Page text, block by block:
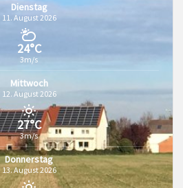
Dienstag
11. August 2026
24°C
3m/s
Mittwoch
12. August 2026
27°C
3m/s
Donnerstag
13. August 2026